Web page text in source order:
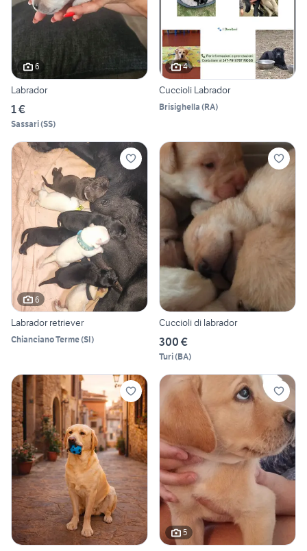
6
Labrador
1 €
Sassari(SS)
4
Cuccioli Labrador
Brisighella (RA)
6
Labrador retriever
Chianciano Terme(SI)
Cuccioli di labrador
300 €
Turi(BA)
5